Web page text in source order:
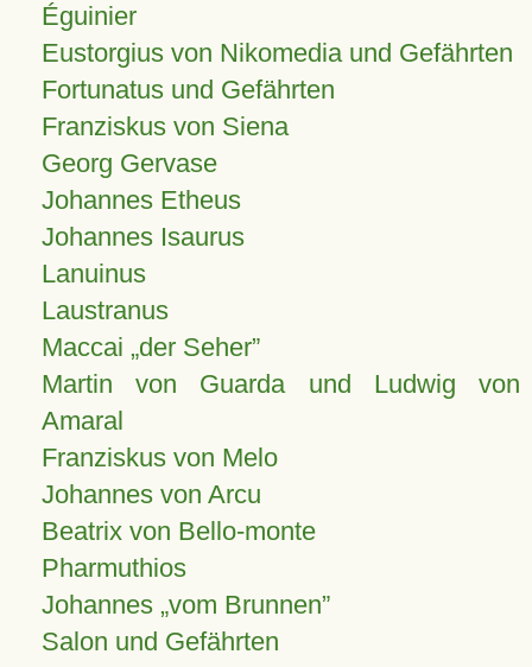
Éguinier
Eustorgius von Nikomedia und Gefährten
Fortunatus und Gefährten
Franziskus von Siena
Georg Gervase
Johannes Etheus
Johannes Isaurus
Lanuinus
Laustranus
Maccai „der Seher”
Martin von Guarda und Ludwig von
Amaral
Franziskus von Melo
Johannes von Arcu
Beatrix von Bello-monte
Pharmuthios
Johannes vom Brunnen
Salon und Gefährten